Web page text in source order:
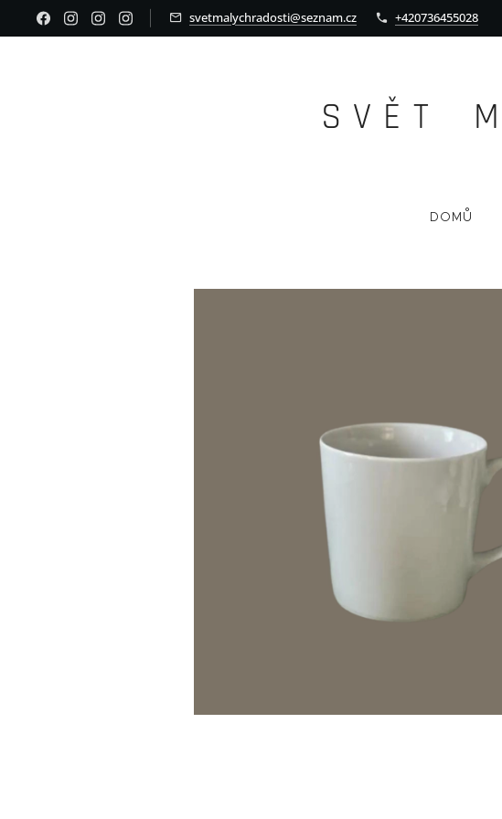
svetmalychradosti@seznam.cz +420736455028
S V Ě T M
DOMŮ